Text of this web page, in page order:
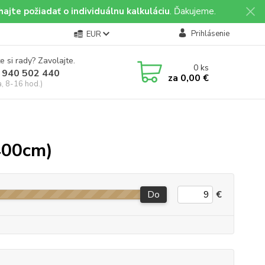
požiadať o individuálnu kalkuláciu. Ďakujeme.
EUR Prihlásenie
si rady? Zavolajte.
502 440
8-16 hod.)
0ks
za 0,00 €
Do €